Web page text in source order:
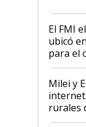
de Milei
El FMI
ubicó
para el
Milei y
internet
rurales
a un